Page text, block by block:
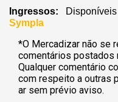
Ingressos:
Sympla
*O Mercadizar não se
comentários postados
Qualquer comentário
com respeito a outras
ar sem prévio aviso.